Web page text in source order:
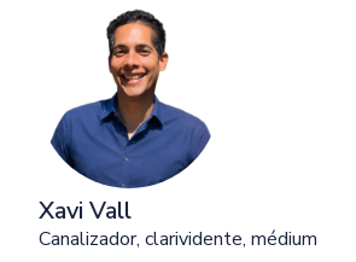
Xavi Vall
Canalizador, clarividente, médium